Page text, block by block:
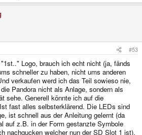
#53
Logo, brauch ich echt nicht (ja, fänds
schneller zu haben, nicht ums anderen
verkaufen werd ich das Teil sowieso nie,
Pandora nicht als Anlage, sondern als
sehe. Generell könnte ich auf die
fast alles selbsterklärend. Die LEDs sind
ist schnell aus der Anleitung gelernt (da
auf z.B. in der Form gestanzte Symbole
nachgucken welcher nun der SD Slot 1 ist).